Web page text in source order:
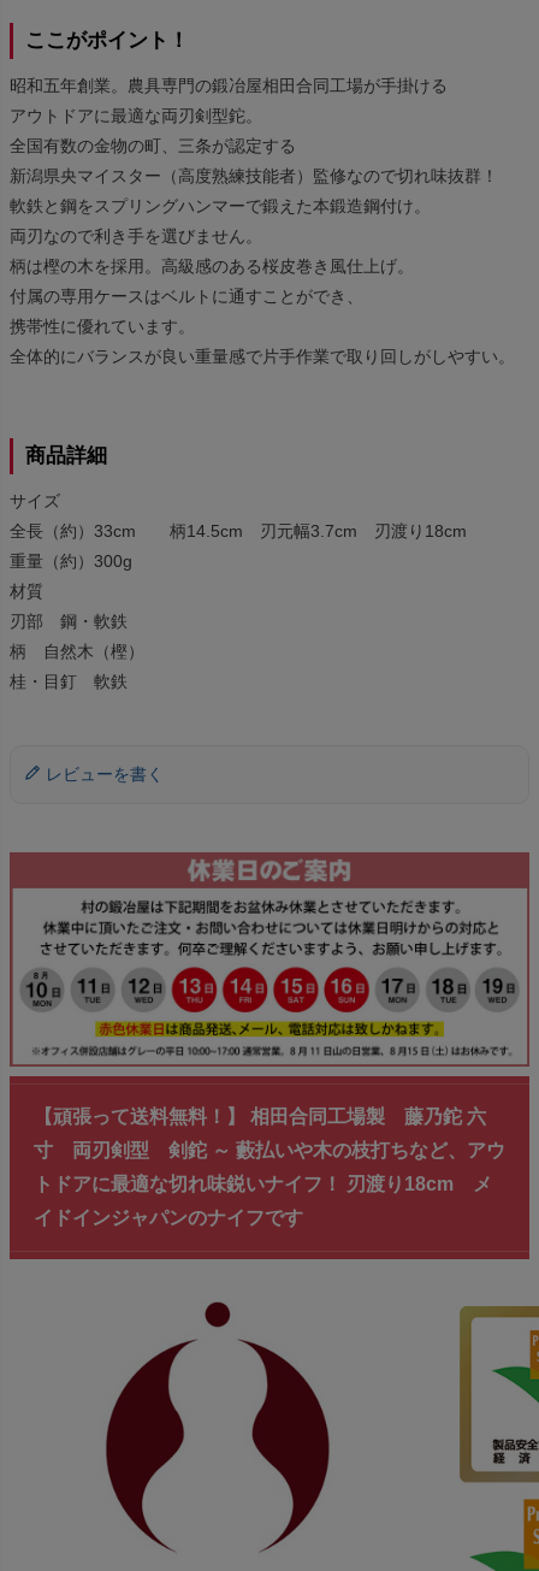
ここがポイント！
昭和五年創業。農具専門の鍛冶屋相田合同工場が手掛ける
アウトドアに最適な両刃剣型鉈。
全国有数の金物の町、三条が認定する
新潟県央マイスター（高度熟練技能者）監修なので切れ味抜群！
軟鉄と鋼をスプリングハンマーで鍛えた本鍛造鋼付け。
両刃なので利き手を選びません。
柄は樫の木を採用。高級感のある桜皮巻き風仕上げ。
付属の専用ケースはベルトに通すことができ、
携帯性に優れています。
全体的にバランスが良い重量感で片手作業で取り回しがしやすい。
商品詳細
サイズ
全長（約）33cm 柄14.5cm 刃元幅3.7cm 刃渡り18cm
重量（約）300g
材質
刃部 鋼・軟鉄
柄 自然木（樫）
桂・目釘 軟鉄
レビューを書く
【頑張って送料無料！】 相田合同工場製 藤乃鉈 六
寸 両刃剣型 剣鉈 ～ 藪払いや木の枝打ちなど、アウ
トドアに最適な切れ味鋭いナイフ！ 刃渡り18cm メ
イドインジャパンのナイフです